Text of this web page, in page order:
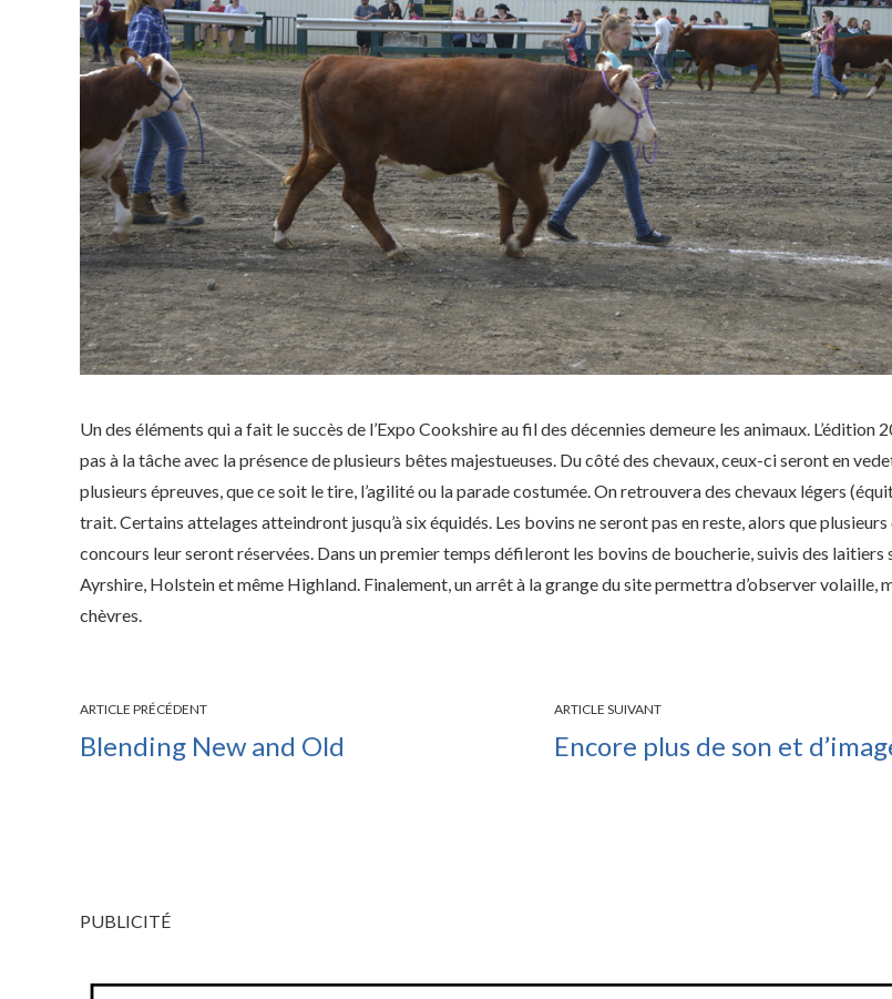
Un des éléments qui a fait le succès de l’Expo Cookshire au fil des décennies demeure les animaux. L’édition
pas à la tâche avec la présence de plusieurs bêtes majestueuses. Du côté des chevaux, ceux-ci seront en
plusieurs épreuves, que ce soit le tire, l’agilité ou la parade costumée. On retrouvera des chevaux légers
trait. Certains attelages atteindront jusqu’à six équidés. Les bovins ne seront pas en reste, alors que
concours leur seront réservées. Dans un premier temps défileront les bovins de boucherie, suivis des laitiers
Ayrshire, Holstein et même Highland. Finalement, un arrêt à la grange du site permettra d’observer volaille,
chèvres.
ARTICLE PRÉCÉDENT
Blending New and Old
ARTICLE SUIVANT
Encore plus de son et
PUBLICITÉ